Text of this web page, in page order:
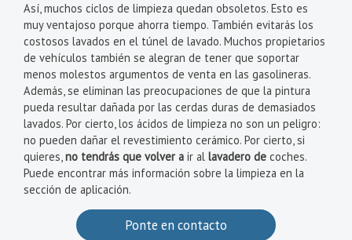
Así, muchos ciclos de limpieza quedan obsoletos. Esto es
muy ventajoso porque ahorra tiempo. También evitarás los
costosos lavados en el túnel de lavado. Muchos propietarios
de vehículos también se alegran de tener que soportar
menos molestos argumentos de venta en las gasolineras.
Además, se eliminan las preocupaciones de que la pintura
pueda resultar dañada por las cerdas duras de demasiados
lavados. Por cierto, los ácidos de limpieza no son un peligro:
no pueden dañar el revestimiento cerámico. Por cierto, si
quieres,no tendrás que volver a ir al lavadero de coches.
Puede encontrar más información sobre la limpieza en la
sección de aplicación.
Ponte en contacto